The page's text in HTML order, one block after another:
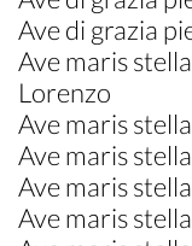
Ave di grazia
Ave maris
Lorenzo
Ave maris
Ave maris
Ave maris
Ave maris